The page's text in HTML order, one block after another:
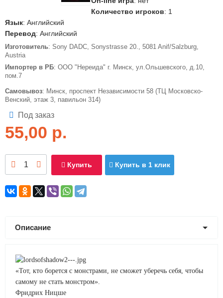
Количество игроков: 1
Язык: Английский
Перевод: Английский
Изготовитель: Sony DADC, Sonystrasse 20., 5081 Anif/Salzburg,
Austria
Импортер в РБ: ООО "Нереида" г. Минск, ул.Ольшевского, д.10,
пом.7
Самовывоз: Минск, проспект Независимости 58 (ТЦ Московско-
Венский, этаж 3, павильон 314)
Под заказ
55,00 р.
Купить Купить в 1 клик
Описание
«Тот, кто борется с монстрами, не сможет уберечь себя, чтобы
самому не стать монстром».
Фридрих Ницше